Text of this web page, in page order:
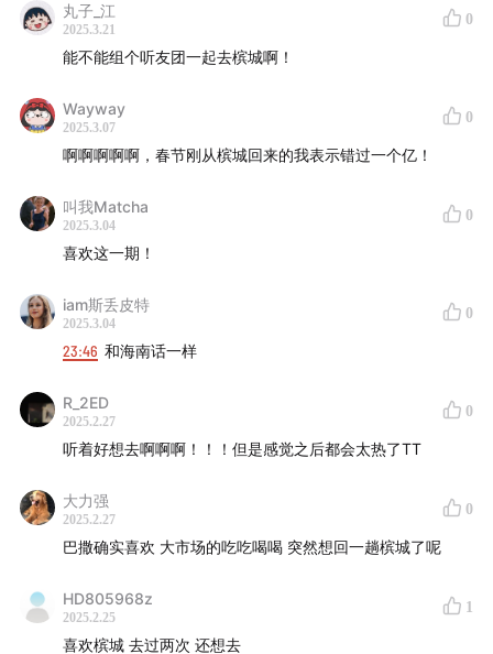
海南咖啡 KOPI / 猪肠粉 Chee Cheong fun
虾面（福建面）Hokkien Mee
丸子_江
2025.3.21
0
能不能组个听友团一起去槟城啊！
Wayway
2025.3.07
0
啊啊啊啊啊，春节刚从槟城回来的我表示错过一个亿！
叫我Matcha
2025.3.04
0
喜欢这一期！
iam斯丢皮特
2025.3.04
0
23:46 和海南话一样
R_2ED
2025.2.27
0
听着好想去啊啊啊！！！但是感觉之后都会太热了TT
大力强
2025.2.27
0
巴撒确实喜欢 大市场的吃吃喝喝 突然想回一趟槟城了呢
HD805968z
2025.2.25
1
喜欢槟城 去过两次 还想去